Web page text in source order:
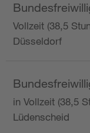
Vollzeit (38,5
Düsseldorf
in Vollzeit (38,5
Lüdenscheid